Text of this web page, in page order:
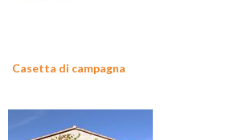
Casetta di campagna